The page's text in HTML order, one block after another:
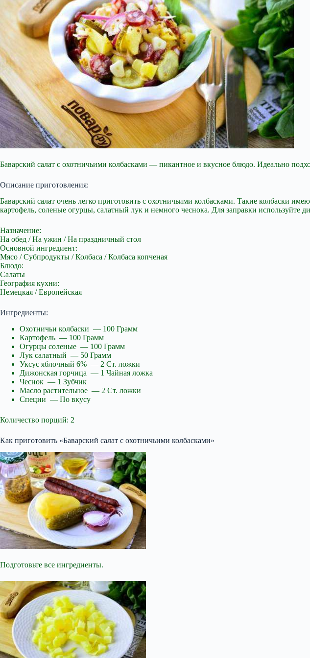
Баварский салат с охотничьими колбасками — пикантное и вкусное блюдо. Идеально
Описание приготовления:
Баварский салат очень легко приготовить с охотничьими колбасками. Такие колбаски
картофель, соленые огурцы, салатный лук и немного чеснока. Для заправки используйте
Назначение:
На обед / На ужин / На праздничный стол
Основной ингредиент:
Мясо / Субпродукты / Колбаса / Колбаса копченая
Блюдо:
Салаты
География кухни:
Немецкая / Европейская
Ингредиенты:
Охотничьи колбаски — 100 Грамм
Картофель — 100 Грамм
Огурцы соленые — 100 Грамм
Лук салатный — 50 Грамм
Уксус яблочный 6% — 2 Ст. ложки
Дижонская горчица — 1 Чайная ложка
Чеснок — 1 Зубчик
Масло растительное — 2 Ст. ложки
Специи — По вкусу
Количество порций: 2
Как приготовить «Баварский салат с охотничьими колбасками»
Подготовьте все ингредиенты.